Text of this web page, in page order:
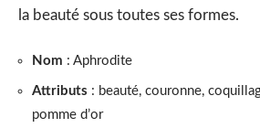
la beauté sous toutes ses formes.
Nom : Aphrodite
Attributs : beauté, couronne,
pomme d’or